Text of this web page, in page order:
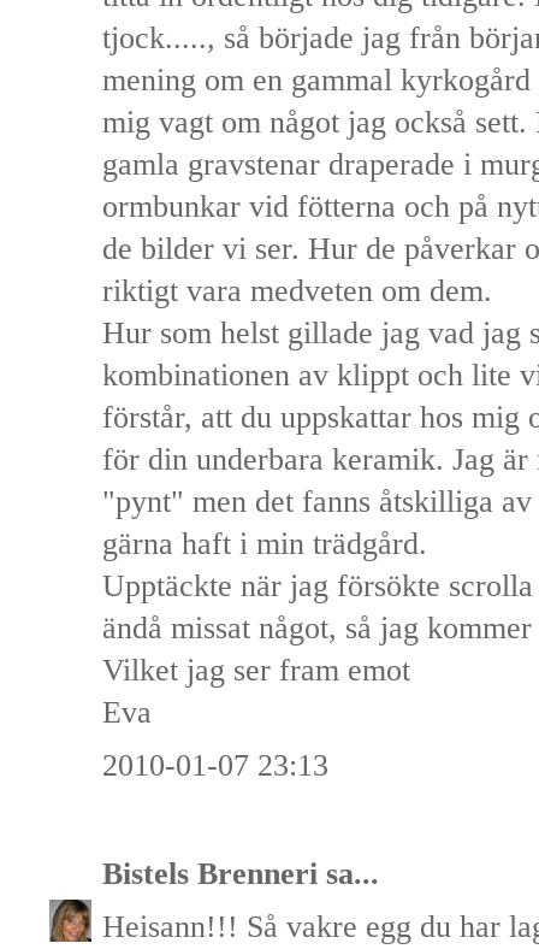
tjock....., så började jag från
mening om en gammal
mig vagt om något jag också
gamla gravstenar draperade i
ormbunkar vid fötterna och på
de bilder vi ser. Hur de påverkar
riktigt vara medveten om dem.
Hur som helst gillade jag vad jag
kombinationen av klippt och lite
förstår, att du uppskattar hos mig
för din underbara keramik. Jag
"pynt" men det fanns åtskilliga
gärna haft i min trädgård.
Upptäckte när jag försökte
ändå missat något, så jag
Vilket jag ser fram emot
Eva
2010-01-07 23:13
Bistels Brenneri sa...
Heisann!!! Så vakre egg du har